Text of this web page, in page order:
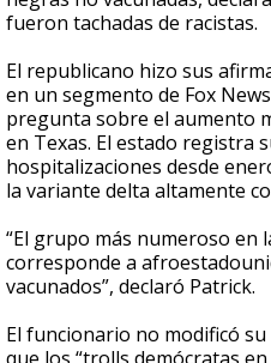
fueron tachadas de racistas.
El republicano hizo sus
en un segmento de Fox
pregunta sobre el aumento
en Texas. El estado registra
hospitalizaciones desde
la variante delta altamente
“El grupo más numeroso en
corresponde a
vacunados”, declaró Patrick.
El funcionario no modificó